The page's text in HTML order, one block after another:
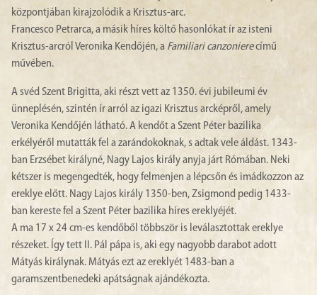
központjában kirajzolódik a Krisztus-arc.
Francesco Petrarca, a másik híres költő hasonlókat ír az isteni
Krisztus-arcról Veronika Kendőjén, a Familiari canzonierecímű
művében.
A svéd Szent Brigitta, aki részt vett az 1350. évi jubileumi év
ünneplésén, szintén ír arról az igazi Krisztus arcképről, amely
Veronika Kendőjén látható. A kendőt a Szent Péter bazilika
erkélyéről mutatták fel a zarándokoknak, s adtak vele áldást. 1343-
ban Erzsébet királyné, Nagy Lajos király anyja járt Rómában. Neki
kétszer is megengedték, hogy felmenjen a lépcsőn és imádkozzon az
ereklye előtt. Nagy Lajos király 1350-ben, Zsigmond pedig 1433-
ban kereste fel a Szent Péter bazilika híres ereklyéjét.
A ma 17 x 24 cm-es kendőből többször is leválasztottak ereklye
részeket. Így tett II. Pál pápa is, aki egy nagyobb darabot adott
Mátyás királynak. Mátyás ezt az ereklyét 1483-ban a
garamszentbenedeki apátságnak ajándékozta.